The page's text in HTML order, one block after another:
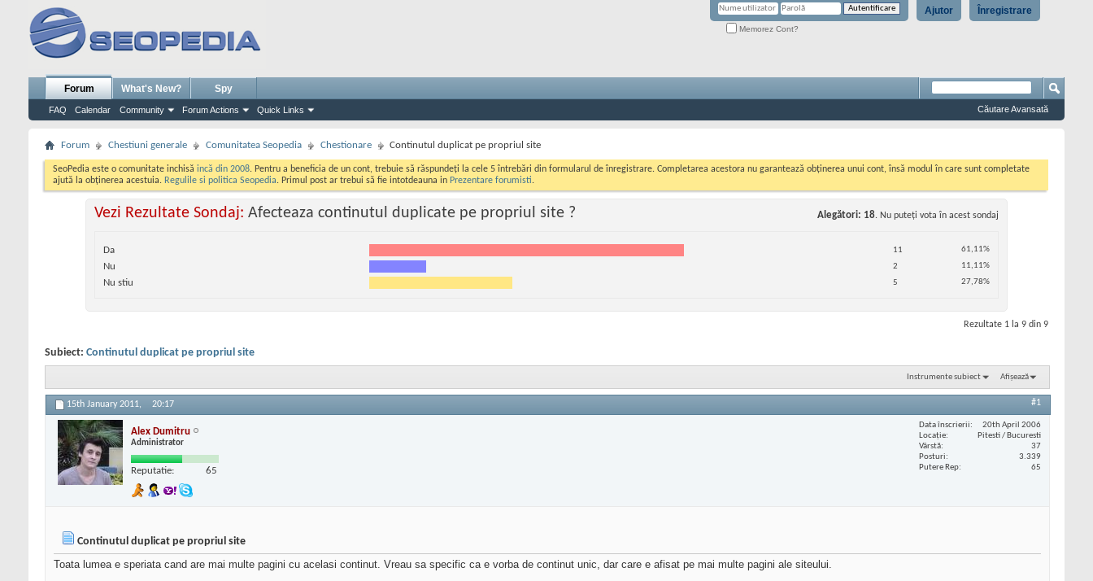
Înregistrare
Ajutor
Memorez Cont?
Forum
FAQ Calendar Community Forum Actions Quick Links
What's New? Spy
Căutare Avansată
Forum Chestiuni generale Comunitatea Seopedia Chestionare Continutul duplicat pe propriul site
SeoPedia este o comunitate inchisă incă din 2008. Pentru a beneficia de un cont, trebuie să răspundeți la cele 5 întrebări din formularul de înregistrare. Completarea acestora nu garantează obținerea unui cont, însă modul în care sunt completate
ajută la obținerea acestuia. Regulile si politica Seopedia. Primul post ar trebui să fie intotdeauna in Prezentare forumisti.
Vezi Rezultate Sondaj: Afecteaza continutul duplicate pe propriul site ? Alegători 18. Nu puteţi vota în acest sondaj
Da 11 61,11%
Nu 2 11,11%
Nu stiu 5 27,78%
Rezultate 1 la 9 din 9
Subiect: Continutul duplicat pe propriul site
Instrumente subiect Afișează
15th January 2011, 20:17 #1
Alex Dumitru
Administrator
Reputatie: 65
Data înscrierii
20th April 2006
Locaţie
Pitesti / Bucuresti
Vârstă
37
Posturi
3.339
Putere Rep
65
Continutul duplicat pe propriul site
Toata lumea e speriata cand are mai multe pagini cu acelasi continut. Vreau sa specific ca e vorba de continut unic, dar care e afisat pe mai multe pagini ale siteului.